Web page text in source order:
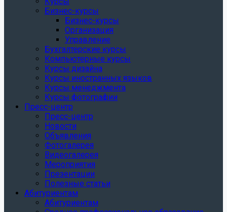
Бизнес-курсы
Бизнес-курсы
Организация
Управление
Бухгалтерские курсы
Компьютерные курсы
Курсы дизайна
Курсы иностранных языков
Курсы менеджмента
Курсы фотографии
Пресс-центр
Пресс-центр
Новости
Объявления
Фотогалерея
Видеогалерея
Мероприятия
Презентации
Полезные статьи
Абитуриентам
Абитуриентам